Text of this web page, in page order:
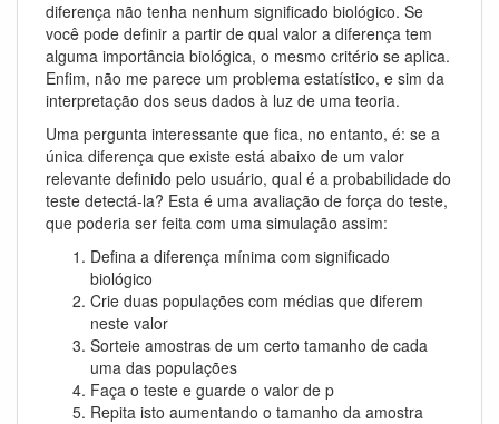
diferença não tenha nenhum significado biológico. Se
você pode definir a partir de qual valor a diferença tem
alguma importância biológica, o mesmo critério se aplica.
Enfim, não me parece um problema estatístico, e sim da
interpretação dos seus dados à luz de uma teoria.
Uma pergunta interessante que fica, no entanto, é: se a
única diferença que existe está abaixo de um valor
relevante definido pelo usuário, qual é a probabilidade do
teste detectá-la? Esta é uma avaliação de força do teste,
que poderia ser feita com uma simulação assim:
Defina a diferença mínima com significado
biológico
Crie duas populações com médias que diferem
neste valor
Sorteie amostras de um certo tamanho de cada
uma das populações
Faça o teste e guarde o valor de p
Repita isto aumentando o tamanho da amostra